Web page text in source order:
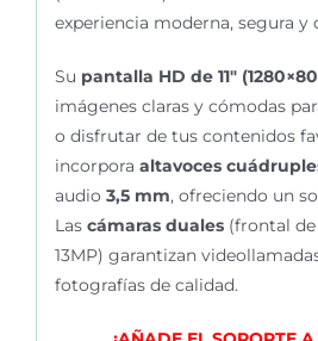
experiencia moderna, segura y
Su pantalla HD de 11″
imágenes claras y cómodas
o disfrutar de tus contenidos
incorpora altavoces
audio 3,5 mm, ofreciendo un
Las cámaras duales(frontal de
13MP) garantizan
fotografías de calidad.